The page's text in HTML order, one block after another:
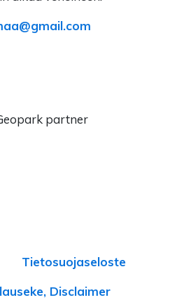
gmail.com
Tietosuojaseloste
Disclaimer